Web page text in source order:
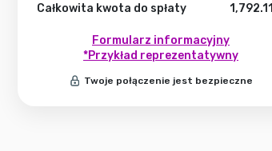
Całkowita kwota do spłaty
1,792.11
Formularz informacyjny
*Przykład reprezentatywny
Twoje połączenie jest bezpieczne